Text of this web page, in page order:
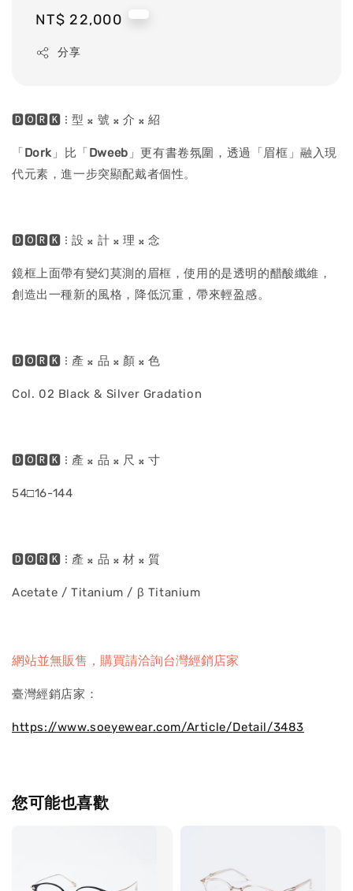
Regular
NT$ 22,000
分享
🅳🅾🆁🅺 ⁝ 型 𝄪 號 𝄪 介 𝄪 紹
「Dork 」比「Dweeb 」更有書卷氛圍，透過「眉框」融入現
代元素，進一步突顯配戴者個性。
🅳🅾🆁🅺 ⁝ 設 𝄪 計 𝄪 理 𝄪 念
鏡框上面帶有變幻莫測的眉框，使用的是透明的醋酸纖維，
創造出一種新的風格，降低沉重，帶來輕盈感。
🅳🅾🆁🅺 ⁝ 產 𝄪 品 𝄪 顏 𝄪 色
Col. 02 Black & Silver Gradation
🅳🅾🆁🅺 ⁝ 產 𝄪 品 𝄪 尺 𝄪 寸
54□16-144
🅳🅾🆁🅺 ⁝ 產 𝄪 品 𝄪 材 𝄪 質
Acetate / Titanium / β Titanium
網站並無販售，購買請洽詢台灣經銷店家
臺灣經銷店家：
https://www.soeyewear.com/Article/Detail/3483
您可能也喜歡